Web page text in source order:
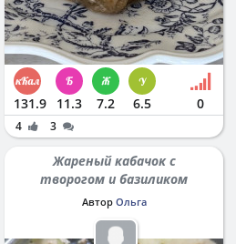
131.9 11.3 7.2 6.5 0
4 3
Жареный кабачок с
творогом и базиликом
Автор Ольга